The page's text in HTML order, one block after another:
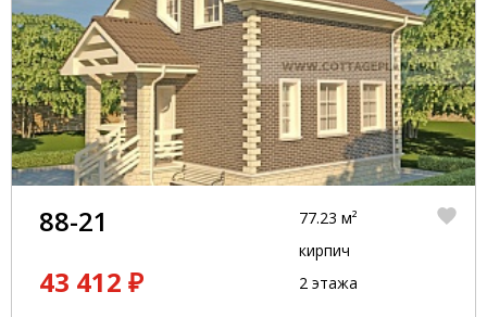
88-21
43 412 ₽
77.23 м²
кирпич
2 этажа